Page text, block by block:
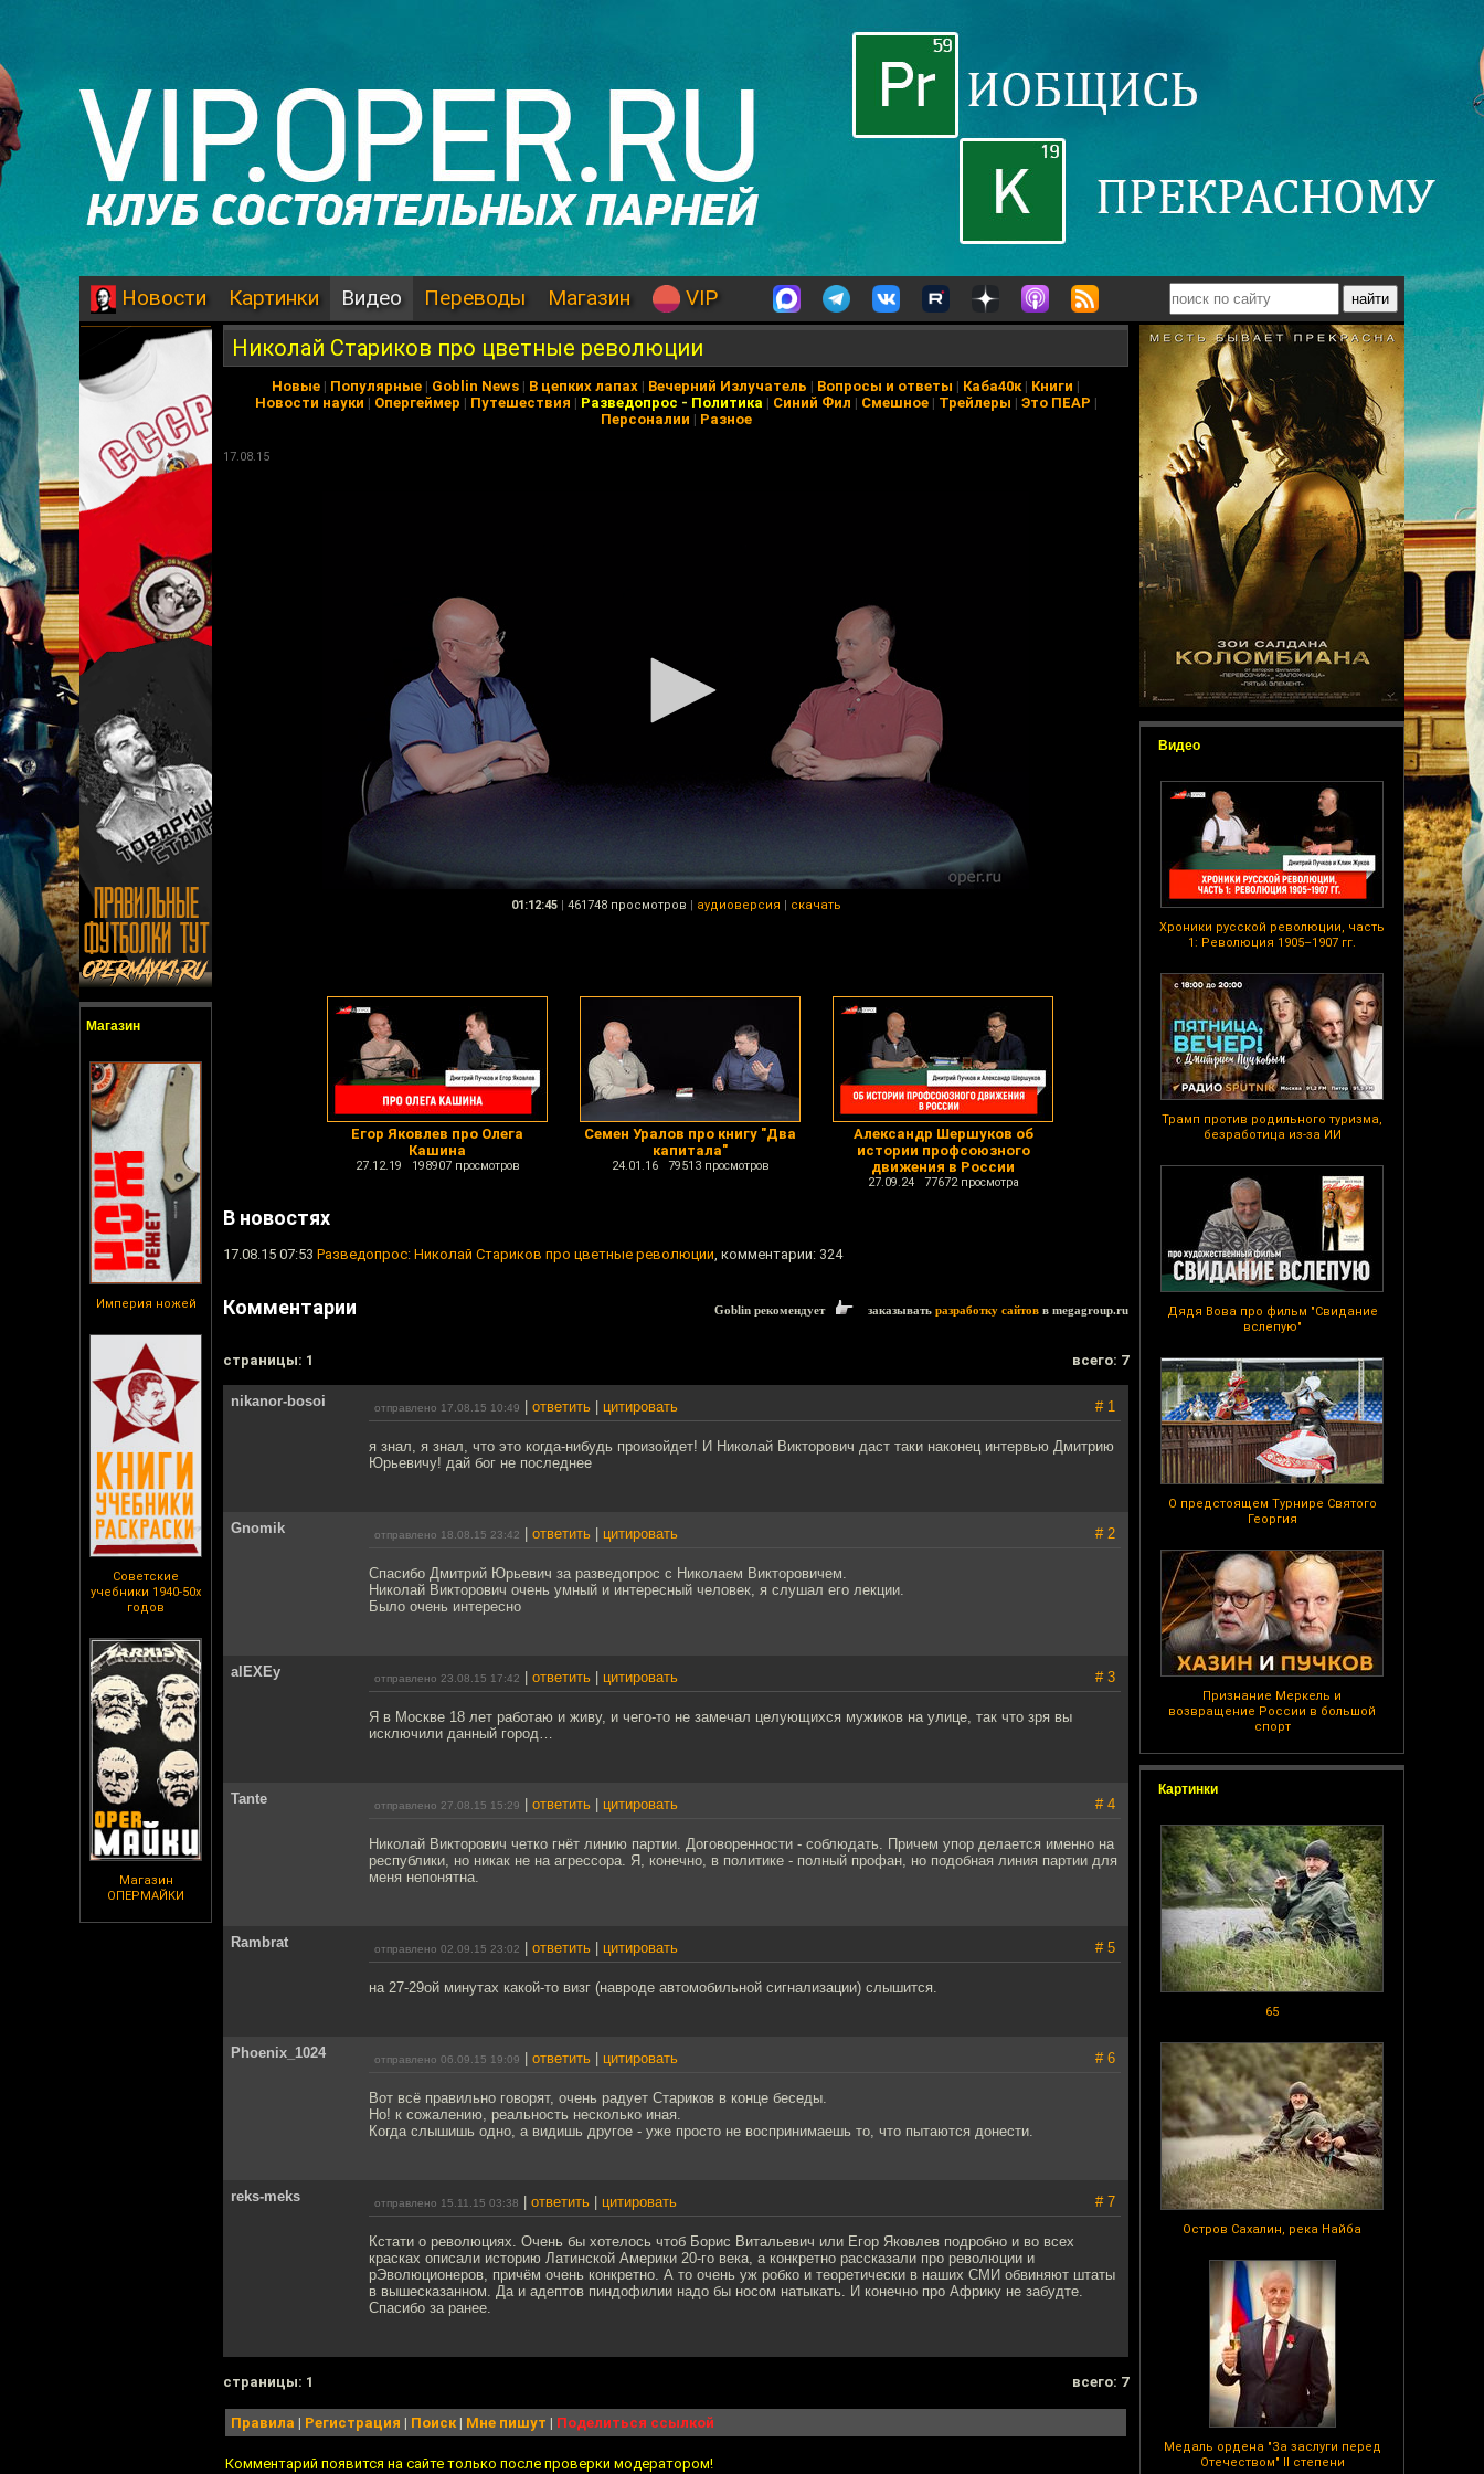
Новости Картинки Видео Переводы Магазин VIP
Магазин
Империя ножей
Советские
учебники 1940-50х
годов
Магазин
ОПЕРМАЙКИ
Видео
Хроники русской революции, часть
1: Революция 1905–1907 гг.
Трамп против родильного туризма,
безработица из-за ИИ
Дядя Вова про фильм "Свидание
вслепую"
О предстоящем Турнире Святого
Георгия
Признание Меркель и
возвращение России в большой
спорт
Картинки
65
Остров Сахалин, река Найба
Медаль ордена "За заслуги перед
Отечеством" II степени
Николай Стариков про цветные революции
Новые | Популярные | Goblin News | В цепких лапах | Вечерний Излучатель | Вопросы и ответы | Каба40к| Книги |
Новости науки | Опергеймер | Путешествия | Разведопрос - Политика | Синий Фил | Смешное| Трейлеры | Это ПЕАР |
Персоналии | Разное
17.08.15
01:12:45 | 461748 просмотров | аудиоверсия | скачать
Егор Яковлев про Олега
Кашина
27.12.19 198907 просмотров
Семен Уралов про книгу "Два
капитала"
24.01.16 79513 просмотров
Александр Шершуков об
истории профсоюзного
движения в России
27.09.24 77672 просмотра
В новостях
17.08.15 07:53 Разведопрос: Николай Стариков про цветные революции, комментарии: 324
Комментарии Goblin рекомендует заказывать разработку сайтов в megagroup.ru
cтраницы: 1 всего: 7
nikanor-bosoi отправлено 17.08.15 10:49 ответить цитировать # 1
я знал, я знал, что это когда-нибудь произойдет! И Николай Викторович даст таки наконец интервью Дмитрию
Юрьевичу! дай бог не последнее
Gnomik отправлено 18.08.15 23:42 ответить цитировать # 2
Спасибо Дмитрий Юрьевич за разведопрос с Николаем Викторовичем.
Николай Викторович очень умный и интересный человек, я слушал его лекции.
Было очень интересно
аlEXEy отправлено 23.08.15 17:42 ответить цитировать # 3
Я в Москве 18 лет работаю и живу, и чего-то не замечал целующихся мужиков на улице, так что зря вы
исключили данный город…
Tante отправлено 27.08.15 15:29 ответить цитировать # 4
Николай Викторович четко гнёт линию партии. Договоренности - соблюдать. Причем упор делается именно на
республики, но никак не на агрессора. Я, конечно, в политике - полный профан, но подобная линия партии для
меня непонятна.
Rambrat отправлено 02.09.15 23:02 ответить цитировать # 5
на 27-29ой минутах какой-то визг (навроде автомобильной сигнализации) слышится.
Phoenix_1024 отправлено 06.09.15 19:09 ответить цитировать # 6
Вот всё правильно говорят, очень радует Стариков в конце беседы.
Но! к сожалению, реальность несколько иная.
Когда слышишь одно, а видишь другое - уже просто не воспринимаешь то, что пытаются донести.
reks-meks отправлено 15.11.15 03:38 ответить цитировать # 7
Кстати о революциях. Очень бы хотелось чтоб Борис Витальевич или Егор Яковлев подробно и во всех
красках описали историю Латинской Америки 20-го века, а конкретно рассказали про революции и
рЭволюционеров, причём очень конкретно. А то очень уж робко и теоретически в наших СМИ обвиняют штаты
в вышесказанном. Да и адептов пиндофилии надо бы носом натыкать. И конечно про Африку не забудте.
Спасибо за ранее.
cтраницы: 1 всего: 7
Правила | Регистрация | Поиск| Мне пишут | Поделиться ссылкой
Комментарий появится на сайте только после проверки модератором!